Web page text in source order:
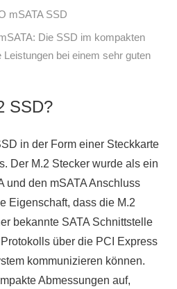
Die SSD im kompakten
Leistungen bei einem sehr guten
SSD?
in der Form einer Steckkarte
Der M.2 Stecker wurde als ein
und den mSATA Anschluss
Eigenschaft, dass die M.2
bekannte SATA Schnittstelle
über die PCI Express
kommunizieren können.
Abmessungen auf,